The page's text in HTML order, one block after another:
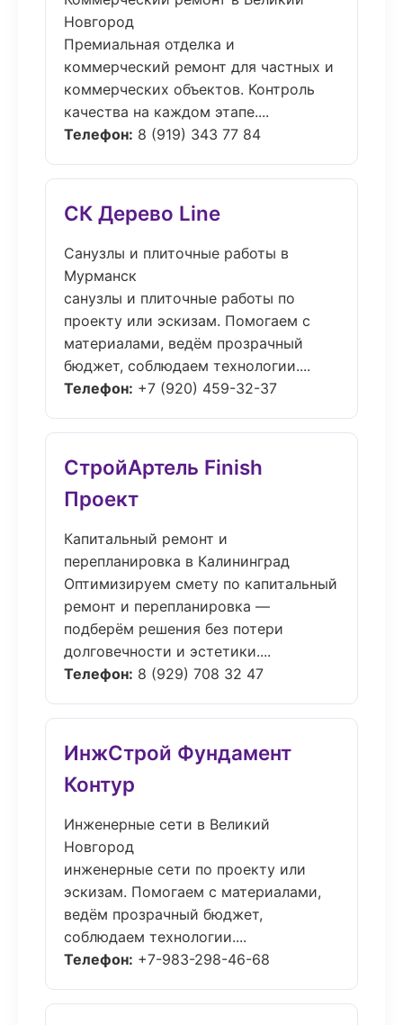
Новгород
Премиальная отделка и
коммерческий ремонт для частных и
коммерческих объектов. Контроль
качества на каждом этапе....
Телефон: 8 (919) 343 77 84
СК Дерево Line
Санузлы и плиточные работы в
Мурманск
санузлы и плиточные работы по
проекту или эскизам. Помогаем с
материалами, ведём прозрачный
бюджет, соблюдаем технологии....
Телефон: +7 (920) 459-32-37
СтройАртель Finish
Проект
Капитальный ремонт и
перепланировка в Калининград
Оптимизируем смету по капитальный
ремонт и перепланировка —
подберём решения без потери
долговечности и эстетики....
Телефон: 8 (929) 708 32 47
ИнжСтрой Фундамент
Контур
Инженерные сети в Великий
Новгород
инженерные сети по проекту или
эскизам. Помогаем с материалами,
ведём прозрачный бюджет,
соблюдаем технологии....
Телефон: +7-983-298-46-68